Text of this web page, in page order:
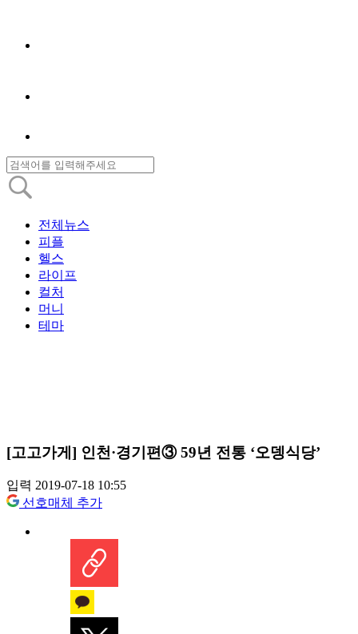
전체뉴스
피플
헬스
라이프
컬처
머니
테마
[고고가게] 인천·경기편③ 59년 전통 ‘오뎅식당’
입력 2019-07-18 10:55
선호매체 추가